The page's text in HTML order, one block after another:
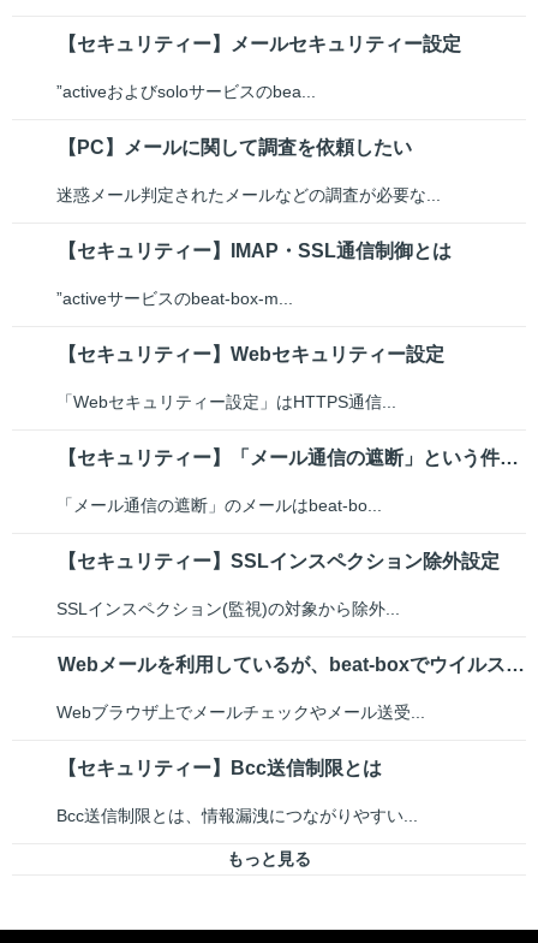
【セキュリティー】メールセキュリティー設定
”activeおよびsoloサービスのbea...
【PC】メールに関して調査を依頼したい
迷惑メール判定されたメールなどの調査が必要な...
【セキュリティー】IMAP・SSL通信制御とは
”activeサービスのbeat-box-m...
【セキュリティー】Webセキュリティー設定
「Webセキュリティー設定」はHTTPS通信...
【セキュリティー】「メール通信の遮断」という件名のメールが届いた
「メール通信の遮断」のメールはbeat-bo...
【セキュリティー】SSLインスペクション除外設定
SSLインスペクション(監視)の対象から除外...
Webメールを利用しているが、beat-boxでウイルスチェックされるか
Webブラウザ上でメールチェックやメール送受...
【セキュリティー】Bcc送信制限とは
Bcc送信制限とは、情報漏洩につながりやすい...
もっと見る